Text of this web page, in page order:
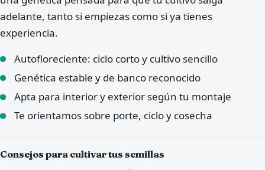
adelante, tanto si empiezas como si ya tienes
experiencia.
Autofloreciente: ciclo corto y cultivo sencillo
Genética estable y de banco reconocido
Apta para interior y exterior según tu montaje
Te orientamos sobre porte, ciclo y cosecha
Consejos para cultivar tus semillas